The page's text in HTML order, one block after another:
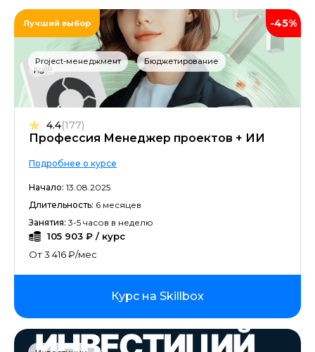
Лучший выбор -45%
Project-менеджмент Бюджетирование
Профессия Менеджер проектов + ИИ
4.4(177)
Подробнее о курсе
Начало: 13.08.2025
Длительность: 6 месяцев
Занятия: 3-5 часов в неделю
105 903 ₽ / курс
От 3 416 ₽/мес
Курс на Skillbox